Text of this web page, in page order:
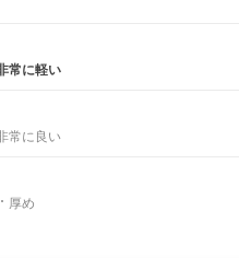
常に軽い
常に良い
厚め